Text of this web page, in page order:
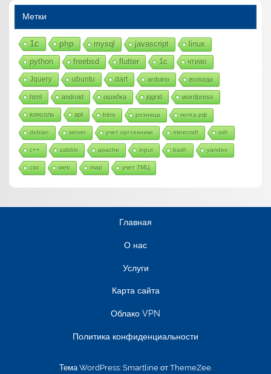
Метки
1с php mysql javascript linux
python freebsd flutter 1c чтиво
Jquery ubuntu dart arduino вологда
html android ошибка jqgrid wordpress
консоль api bitrix розница почта рф
debian server учет оргтехники minecraft ssh
c++ zabbix apache input bash yandex
css web map учет ТМЦ
Главная
О нас
Услуги
Карта сайта
Облако VPN
Политика конфиденциальности
Тема WordPress: Smartline от ThemeZee.